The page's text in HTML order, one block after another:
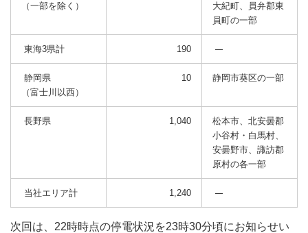
（一部を除く）
大紀町、員弁郡東
員町の一部
東海3県計 190
静岡県
（富士川以西）
10 静岡市葵区の一部
長野県 1,040
松本市、北安曇郡
小谷村・白馬村、
安曇野市、諏訪郡
原村の各一部
当社エリア計 1,240
次回は、22時時点の停電状況を23時30分頃にお知らせい